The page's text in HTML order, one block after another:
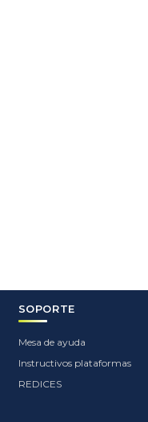
SOPORTE
Mesa de ayuda
Instructivos plataformas
REDICES